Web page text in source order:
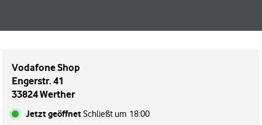
Vodafone Shop
Engerstr. 41
33824 Werther
Jetzt geöffnetSchließt um 18:00